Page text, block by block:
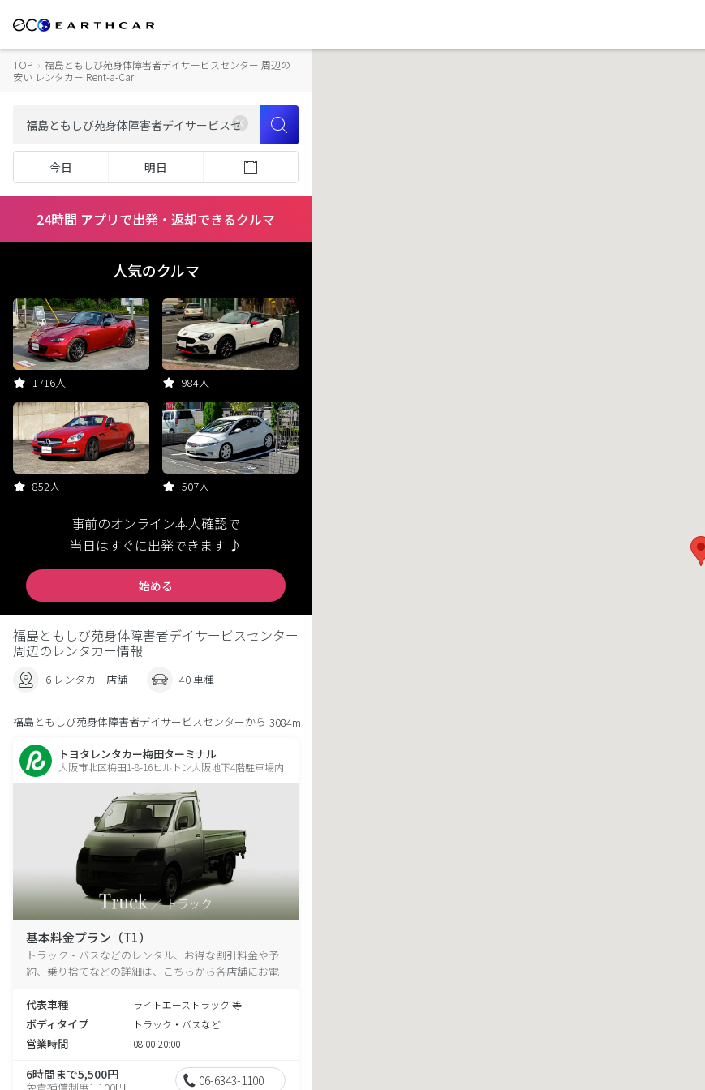
TOP › 福島ともしび苑身体障害者デイサービスセンター 周辺の
安い レンタカー Rent-a-Car
今日 明日
24時間 アプリで出発・返却できるクルマ
人気のクルマ
1716人 984人
852人 507人
事前のオンライン本人確認で
当日はすぐに出発できます ♪
始める
福島ともしび苑身体障害者デイサービスセンター
周辺のレンタカー情報
6 レンタカー店舗 40 車種
福島ともしび苑身体障害者デイサービスセンターから 3084m
トヨタレンタカー梅田ターミナル
大阪市北区梅田1-8-16ヒルトン大阪地下4階駐車場内
基本料金プラン（T1）
トラック・バスなどのレンタル、お得な割引料金や予
約、乗り捨てなどの詳細は、こちらから各店舗にお電
代表車種
ライトエーストラック 等
ボディタイプ トラック・バスなど
営業時間 08:00-20:00
6時間まで5,500円
免責補償制度1,100円 06-6343-1100